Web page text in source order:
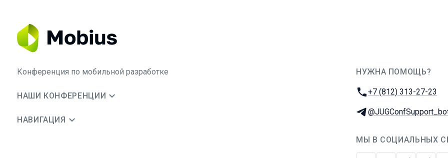
Конференция по мобильной разработке
НАШИ КОНФЕРЕНЦИИ
НАВИГАЦИЯ
НУЖНА ПОМОЩЬ?
Телефон:
+7 (812) 313-27-23
Телеграм:
МЫ В СОЦИАЛЬНЫХ